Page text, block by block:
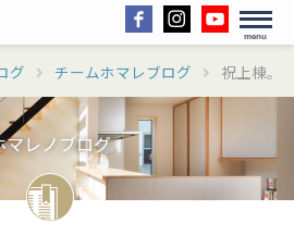
menu
グ チームホマレブログ 祝上棟。
マレノブログ